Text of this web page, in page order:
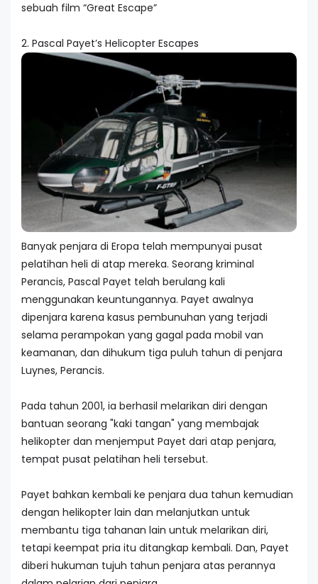
sebuah film “Great Escape”
2. Pascal Payet’s Helicopter Escapes
Banyak penjara di Eropa telah mempunyai pusat
pelatihan heli di atap mereka. Seorang kriminal
Perancis, Pascal Payet telah berulang kali
menggunakan keuntungannya. Payet awalnya
dipenjara karena kasus pembunuhan yang terjadi
selama perampokan yang gagal pada mobil van
keamanan, dan dihukum tiga puluh tahun di penjara
Luynes, Perancis.
Pada tahun 2001, ia berhasil melarikan diri dengan
bantuan seorang "kaki tangan" yang membajak
helikopter dan menjemput Payet dari atap penjara,
tempat pusat pelatihan heli tersebut.
Payet bahkan kembali ke penjara dua tahun kemudian
dengan helikopter lain dan melanjutkan untuk
membantu tiga tahanan lain untuk melarikan diri,
tetapi keempat pria itu ditangkap kembali. Dan, Payet
diberi hukuman tujuh tahun penjara atas perannya